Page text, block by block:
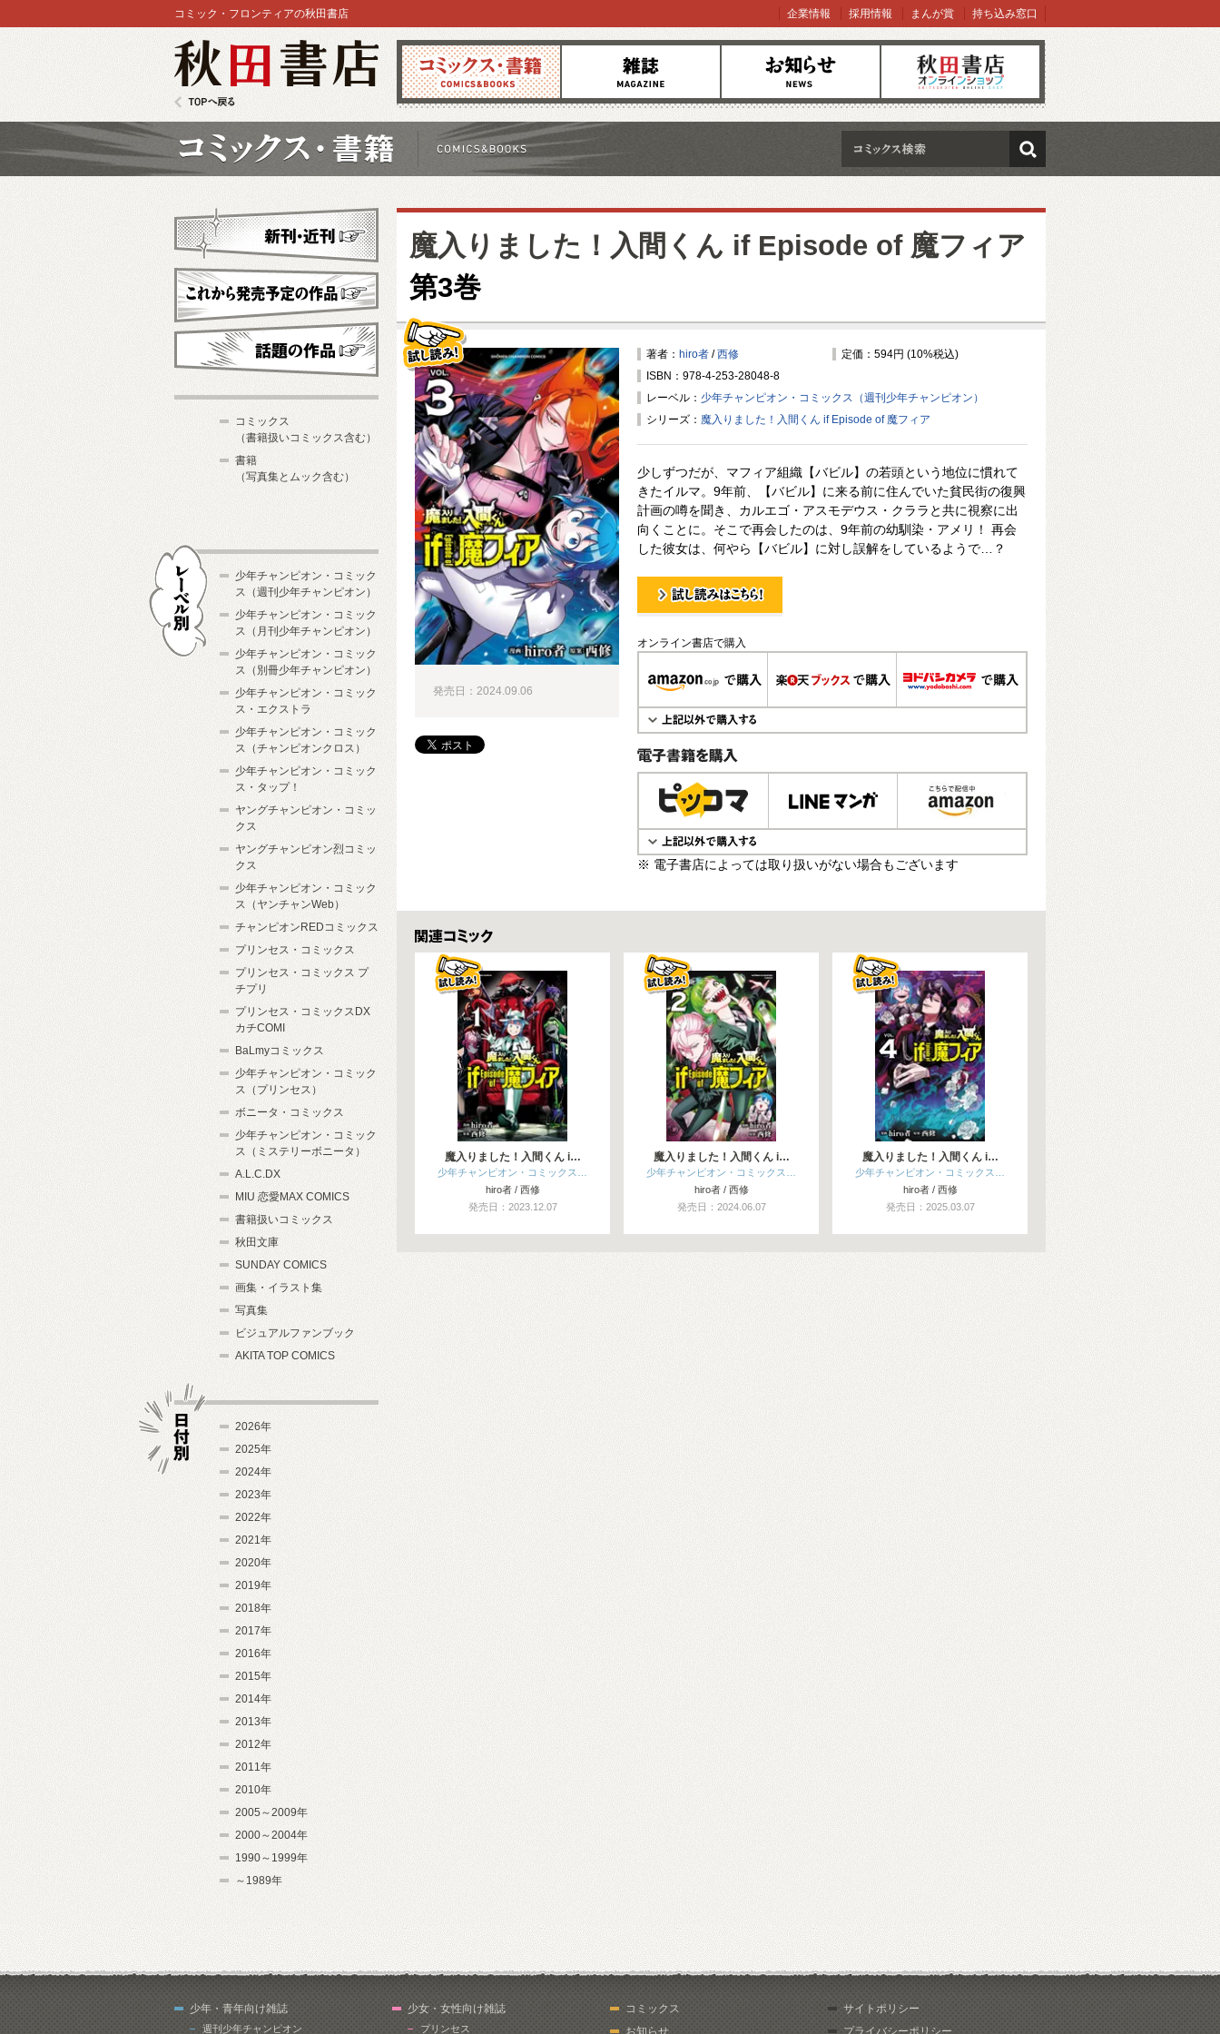
コミックス 雑誌 お知らせ オンラインショップ
コミック・フロンティアの秋田書店 企業情報 採用情報 まんが賞 持ち込み窓口
検索
魔入りました！入間くん if Episode of 魔フィア
第3巻
著者： hiro者 /西修
定価：594円 (10%税込)
ISBN：978-4-253-28048-8
レーベル： 少年チャンピオン・コミックス（週刊少年チャンピオン）
シリーズ： 魔入りました！入間くん if Episode of 魔フィア
少しずつだが、マフィア組織【バビル】の若頭という地位に慣れて
きたイルマ。9年前、【バビル】に来る前に住んでいた貧民街の復興
計画の噂を聞き、カルエゴ・アスモデウス・クララと共に視察に出
向くことに。そこで再会したのは、9年前の幼馴染・アメリ！ 再会
した彼女は、何やら【バビル】に対し誤解をしているようで…？
試し読み！
オンライン書店で購入
電子書籍で購入
※ 電子書店によっては取り扱いがない場合もございます
発売日：2024.09.06
関連コミックス
魔入りました！入間くん i…
少年チャンピオン・コミックス…
hiro者 / 西修
発売日：2023.12.07
魔入りました！入間くん i…
少年チャンピオン・コミックス…
hiro者 / 西修
発売日：2024.06.07
魔入りました！入間くん i…
少年チャンピオン・コミックス…
hiro者 / 西修
発売日：2025.03.07
新刊・近刊
これから発売予定
コミックス
（書籍扱いコミックス含む）
書籍
（写真集とムック含む）
少年チャンピオン・コミック
ス（週刊少年チャンピオン）
少年チャンピオン・コミック
ス（月刊少年チャンピオン）
少年チャンピオン・コミック
ス（別冊少年チャンピオン）
少年チャンピオン・コミック
ス・エクストラ
少年チャンピオン・コミック
ス（チャンピオンクロス）
少年チャンピオン・コミック
ス・タップ！
ヤングチャンピオン・コミッ
クス
ヤングチャンピオン烈コミッ
クス
少年チャンピオン・コミック
ス（ヤンチャンWeb）
チャンピオンREDコミックス
プリンセス・コミックス
プリンセス・コミックス プ
チプリ
プリンセス・コミックスDX
カチCOMI
BaLmyコミックス
少年チャンピオン・コミック
ス（プリンセス）
ボニータ・コミックス
少年チャンピオン・コミック
ス（ミステリーボニータ）
A.L.C.DX
MIU 恋愛MAX COMICS
書籍扱いコミックス
秋田文庫
SUNDAY COMICS
画集・イラスト集
写真集
ビジュアルファンブック
AKITA TOP COMICS
2026年
2025年
2024年
2023年
2022年
2021年
2020年
2019年
2018年
2017年
2016年
2015年
2014年
2013年
2012年
2011年
2010年
2005～2009年
2000～2004年
1990～1999年
～1989年
少年・青年向け雑誌
週刊少年チャンピオン
少女・女性向け雑誌
プリンセス
コミックス
お知らせ
サイトポリシー
プライバシーポリシー